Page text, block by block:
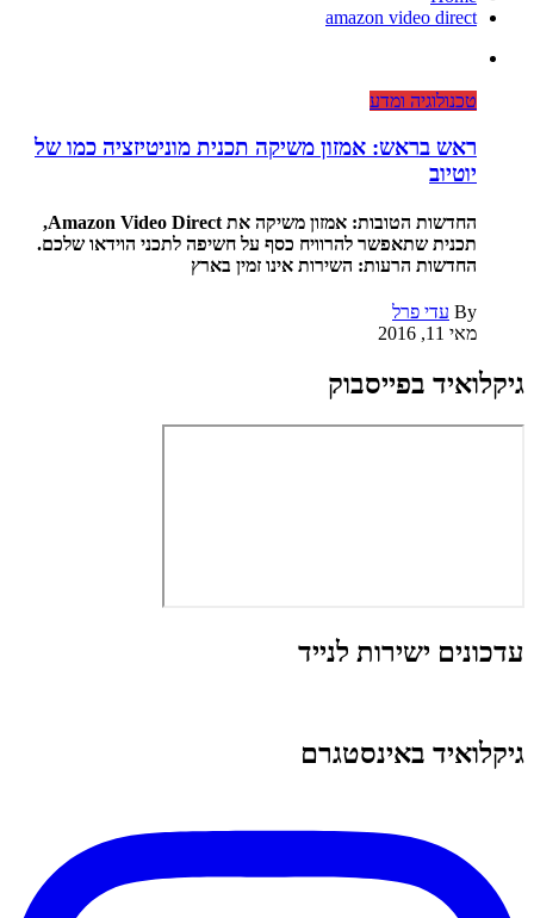
amazon video direct
טכנולוגיה ומדע
ראש בראש: אמזון משיקה תכנית מוניטיזציה כמו של
יוטיוב
החדשות הטובות: אמזון משיקה את Amazon Video Direct,
תכנית שתאפשר להרוויח כסף על חשיפה לתכני הוידאו שלכם.
החדשות הרעות: השירות אינו זמין בארץ
By עדי פרל
מאי 11, 2016
גיקלואיד בפייסבוק
עדכונים ישירות לנייד
גיקלואיד באינסטגרם